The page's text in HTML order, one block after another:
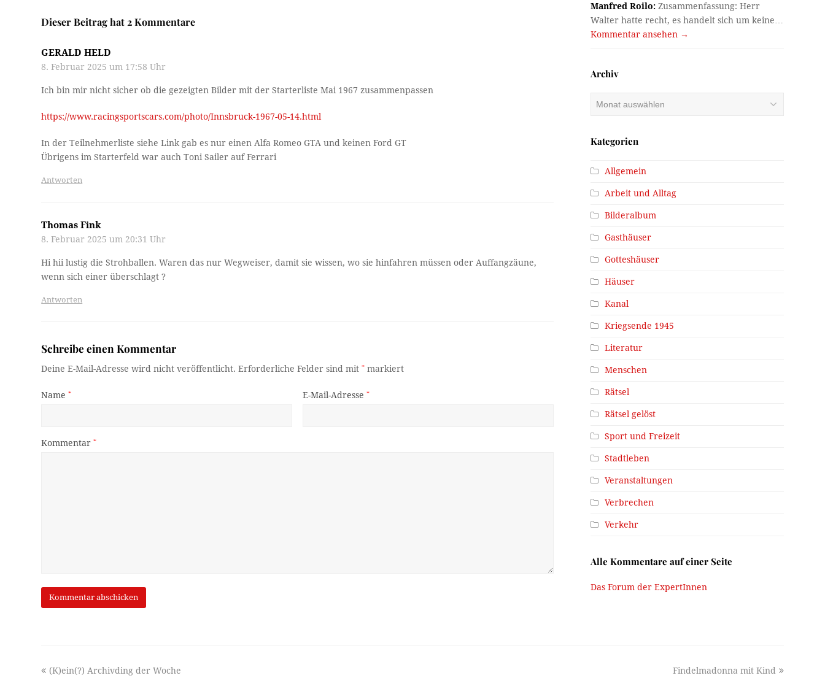
Dieser Beitrag hat 2 Kommentare
GERALD HELD
8. Februar 2025 um 17:58 Uhr
Ich bin mir nicht sicher ob die gezeigten Bilder mit der Starterliste Mai 1967 zusammenpassen
https://www.racingsportscars.com/photo/Innsbruck-1967-05-14.html
In der Teilnehmerliste siehe Link gab es nur einen Alfa Romeo GTA und keinen Ford GT
Übrigens im Starterfeld war auch Toni Sailer auf Ferrari
Antworten
Thomas Fink
8. Februar 2025 um 20:31 Uhr
Hi hii lustig die Strohballen. Waren das nur Wegweiser, damit sie wissen, wo sie hinfahren müssen oder Auffangzäune,
wenn sich einer überschlagt ?
Antworten
Schreibe einen Kommentar
Deine E-Mail-Adresse wird nicht veröffentlicht. Erforderliche Felder sind mit* markiert
Name* E-Mail-Adresse *
Kommentar*
Manfred Roilo: Zusammenfassung: Herr
Walter hatte recht, es handelt sich um keine…
Kommentar ansehen →
Archiv
Kategorien
Allgemein
Arbeit und Alltag
Bilderalbum
Gasthäuser
Gotteshäuser
Häuser
Kanal
Kriegsende 1945
Literatur
Menschen
Rätsel
Rätsel gelöst
Sport und Freizeit
Stadtleben
Veranstaltungen
Verbrechen
Verkehr
Alle Kommentare auf einer Seite
Das Forum der ExpertInnen
previous
(K)ein(?) Archivding der Woche
next
Findelmadonna mit Kind